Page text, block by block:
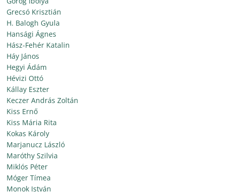
Grecsó Krisztián
H. Balogh Gyula
Hansági Ágnes
Hász-Fehér Katalin
Háy János
Hegyi Ádám
Hévizi Ottó
Kállay Eszter
Keczer András Zoltán
Kiss Ernő
Kiss Mária Rita
Kokas Károly
Marjanucz László
Maróthy Szilvia
Miklós Péter
Móger Tímea
Monok István